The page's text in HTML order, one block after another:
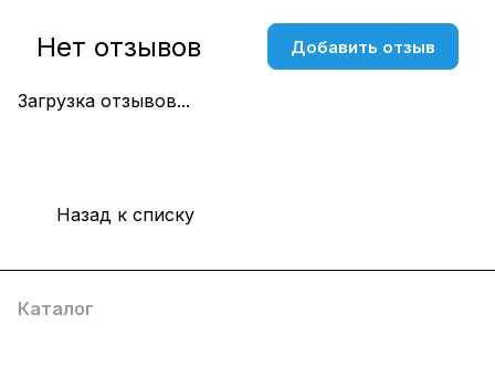
Загрузка отзывов...
Нет отзывов Добавить отзыв
Назад к списку
Каталог